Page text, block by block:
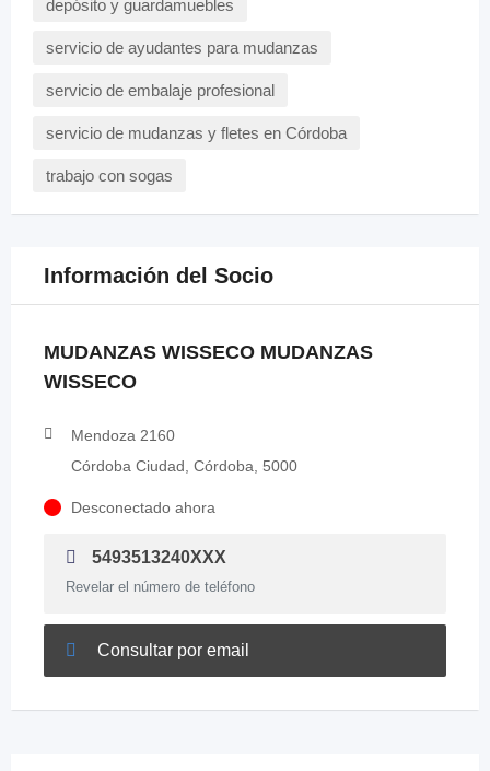
depósito y guardamuebles
servicio de ayudantes para mudanzas
servicio de embalaje profesional
servicio de mudanzas y fletes en Córdoba
trabajo con sogas
Información del Socio
MUDANZAS WISSECO MUDANZAS
WISSECO
Mendoza 2160
Córdoba Ciudad, Córdoba, 5000
Desconectado ahora
5493513240XXX
Revelar el número de teléfono
Consultar por email